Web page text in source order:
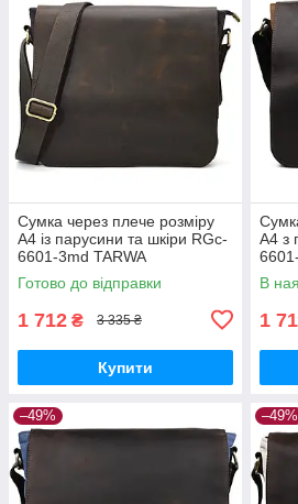
Сумка через плече розміру
А4 із парусини та шкіри RGc-
6601-3md TARWA
Готово до відправки
1 712 ₴ 3 335 ₴
Купити
А4 з
В
1
–49% –49%